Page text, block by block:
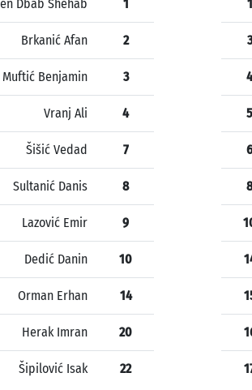
Dbab Shehab 1
Brkanić Afan 2
Muftić Benjamin 3
Vranj Ali 4
Šišić Vedad 7
Sultanić Danis 8
Lazović Emir 9
Dedić Danin 10
Orman Erhan 14
Herak Imran 20
Šipilović Isak 22
1
3
4
5
6
8